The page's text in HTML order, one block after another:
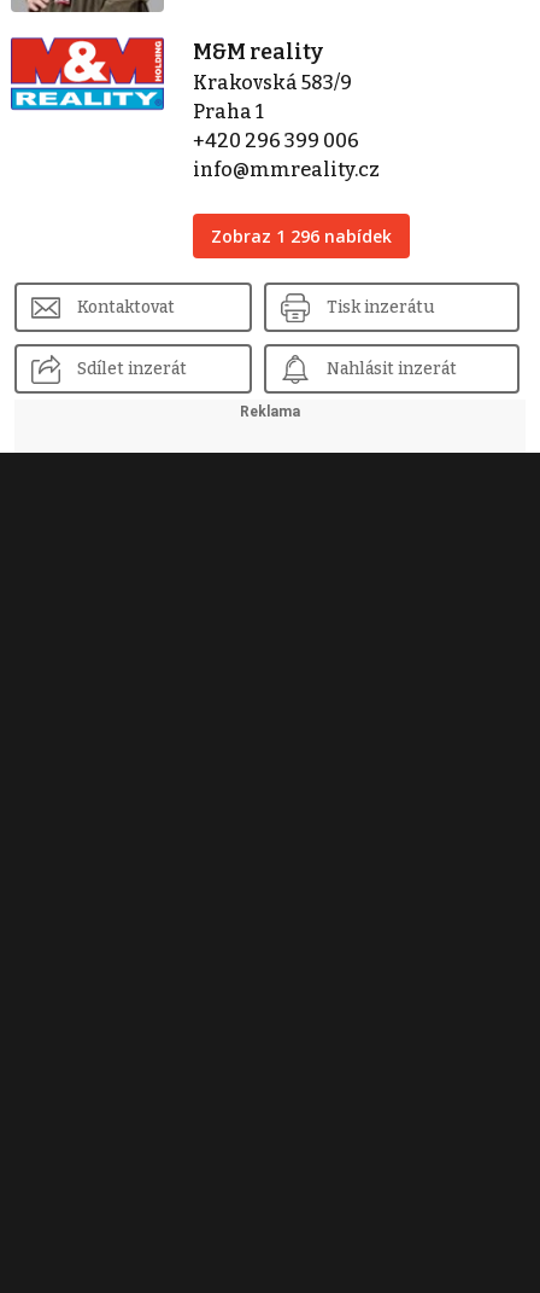
M&M reality
Krakovská 583/9
Praha 1
+420 296 399 006
info@mmreality.cz
Zobraz 1 296 nabídek
Kontaktovat Tisk inzerátu
Sdílet inzerát Nahlásit inzerát